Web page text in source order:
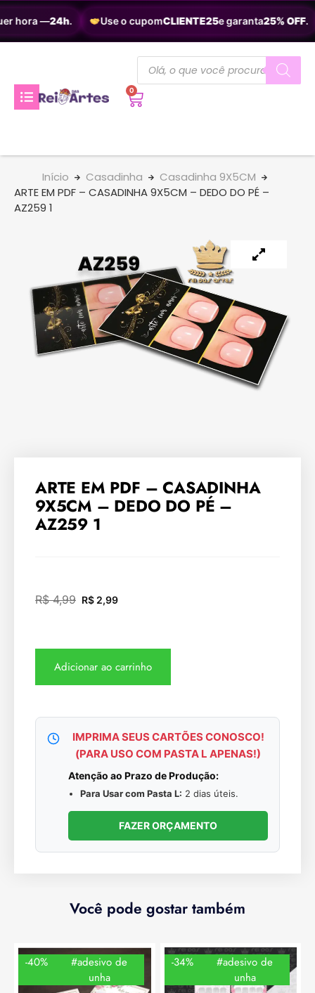
hora —24h. Use o cupomCLIENTE25e garanta25% OFF.
0
Início Casadinha
Casadinha 9X5CM
ARTE EM PDF – CASADINHA 9X5CM – DEDO DO PÉ –
AZ259 1
ARTE EM PDF – CASADINHA
9X5CM – DEDO DO PÉ –
AZ259 1
R$4,99 R$ 2,99
Adicionar ao carrinho
IMPRIMA SEUS CARTÕES CONOSCO!
(PARA USO COM PASTA L APENAS!)
Atenção ao Prazo de Produção:
Para Usar com Pasta L: 2 dias úteis.
FAZER ORÇAMENTO
Você pode gostar também
-40%
#adesivo de
unha
-34%
#adesivo de
unha